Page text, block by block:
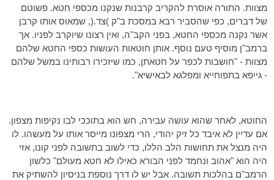
מצוות. התורה אוסרת להקריב קרבנות שנקנו מכספי חטא. פשוטם
של דברים, כפי שהסביר רבא במסכת ב"ק )צד.(, שמאוס אותו קרבן
אשר נקנה מכספי החטא, בפני הקב"ה, ואין רצונו שיוקרב לפניו. אך
ברמב"ן מוסיף טעם נוסף. אותן חוטאות העושות כספי החטא שלהם
מצוות - "חושבות לכפר על חטאתן, כמו שיזכירו רבותינו במשל שלהם
- גייפא בתפוחייא ומפלגא לבאישיא".
החוטא, לאחר שהוא עושה עבירה, חש הוא בתוככי לבו נקיפות מצפון.
אם עדיין לא איבד כל זיק יהודי, הרי מצפונו מייסר אותו על מעשהו. לו
היה מנצל את תחושות הלב הללו, כדי לשוב בתשובה לפני קונו, אזי
היה הוא "אהוב ונחמד לפני הבורא כאילו לא חטא מעולם" כלשון
הרמב"ם בהלכות תשובה. אבל יש לו דרך נוספת בניסיון להשתיק את